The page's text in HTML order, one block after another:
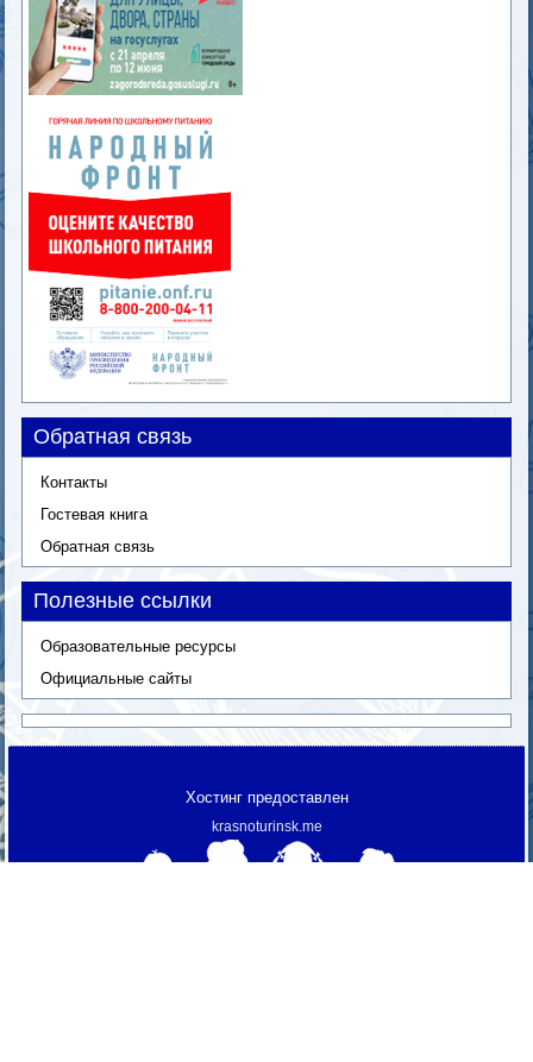
Обратная связь
Контакты
Гостевая книга
Обратная связь
Полезные ссылки
Образовательные ресурсы
Официальные сайты
Хостинг предоставлен
krasnoturinsk.me